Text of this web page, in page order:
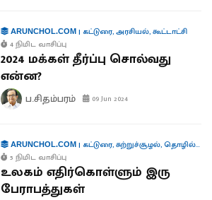
ARUNCHOL.COM| கட்டுரை,அரசியல்,கூட்டாட்சி
4 நிமிட வாசிப்பு
2024 மக்கள் தீர்ப்பு சொல்வது
என்ன?
ப.சிதம்பரம் 09 Jun 2024
ARUNCHOL.COM| கட்டுரை,சுற்றுச்சூழல்,தொழில்நுட்பம்
5 நிமிட வாசிப்பு
உலகம் எதிர்கொள்ளும் இரு
பேராபத்துகள்